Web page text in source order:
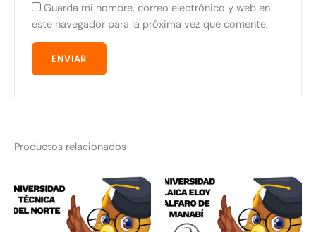
Guarda mi nombre, correo electrónico y web en
este navegador para la próxima vez que comente.
Productos relacionados